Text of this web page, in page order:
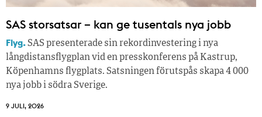
SAS storsatsar – kan ge tusentals nya jobb
Flyg.SAS presenterade sin rekordinvestering i nya
långdistansflygplan vid en presskonferens på Kastrup,
Köpenhamns flygplats. Satsningen förutspås skapa 4 000
nya jobb i södra Sverige.
9 JULI, 2026